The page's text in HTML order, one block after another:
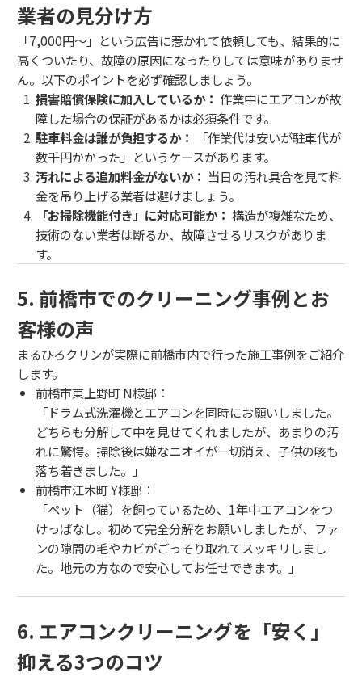
業者の見分け方
「7,000円〜」という広告に惹かれて依頼しても、結果的に
高くついたり、故障の原因になったりしては意味がありませ
ん。以下のポイントを必ず確認しましょう。
損害賠償保険に加入しているか： 作業中にエアコンが故
障した場合の保証があるかは必須条件です。
駐車料金は誰が負担するか：
「作業代は安いが駐車代が
数千円かかった」というケースがあります。
汚れによる追加料金がないか： 当日の汚れ具合を見て料
金を吊り上げる業者は避けましょう。
「お掃除機能付き」に対応可能か： 構造が複雑なため、
技術のない業者は断るか、故障させるリスクがありま
す。
5. 前橋市でのクリーニング事例とお
客様の声
まるひろクリンが実際に前橋市内で行った施工事例をご紹介
します。
前橋市東上野町 N様邸：
「ドラム式洗濯機とエアコンを同時にお願いしました。
どちらも分解して中を見せてくれましたが、あまりの汚
れに驚愕。掃除後は嫌なニオイが一切消え、子供の咳も
落ち着きました。」
前橋市江木町 Y様邸：
「ペット（猫）を飼っているため、1年中エアコンをつ
けっぱなし。初めて完全分解をお願いしましたが、ファ
ンの隙間の毛やカビがごっそり取れてスッキリしまし
た。地元の方なので安心してお任せできます。」
6. エアコンクリーニングを「安く」
抑える3つのコツ